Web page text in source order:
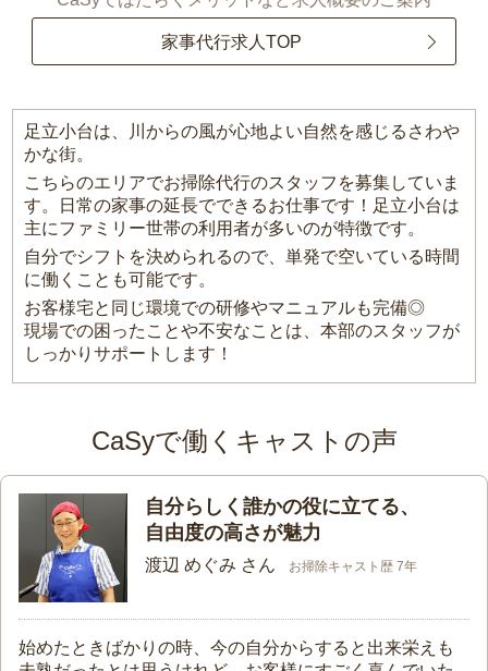
家事代行求人TOP
足立小台は、川からの風が心地よい自然を感じるさわや
かな街。
こちらのエリアでお掃除代行のスタッフを募集していま
す。日常の家事の延長でできるお仕事です！足立小台は
主にファミリー世帯の利用者が多いのが特徴です。
自分でシフトを決められるので、単発で空いている時間
に働くことも可能です。
お客様宅と同じ環境での研修やマニュアルも完備◎
現場での困ったことや不安なことは、本部のスタッフが
しっかりサポートします！
CaSyで働くキャストの声
自分らしく誰かの役に立てる、
自由度の高さが魅力
渡辺 めぐみ さん お掃除キャスト歴 7年
始めたときばかりの時、今の自分からすると出来栄えも